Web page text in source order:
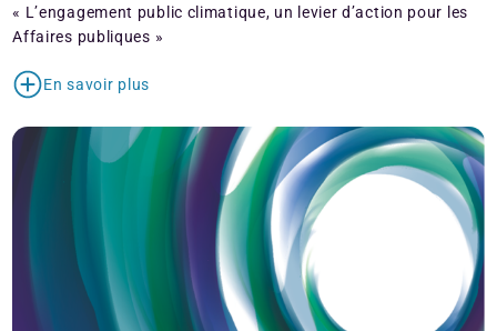
« L’engagement public climatique, un levier d’action pour les
Affaires publiques »
En savoir plus